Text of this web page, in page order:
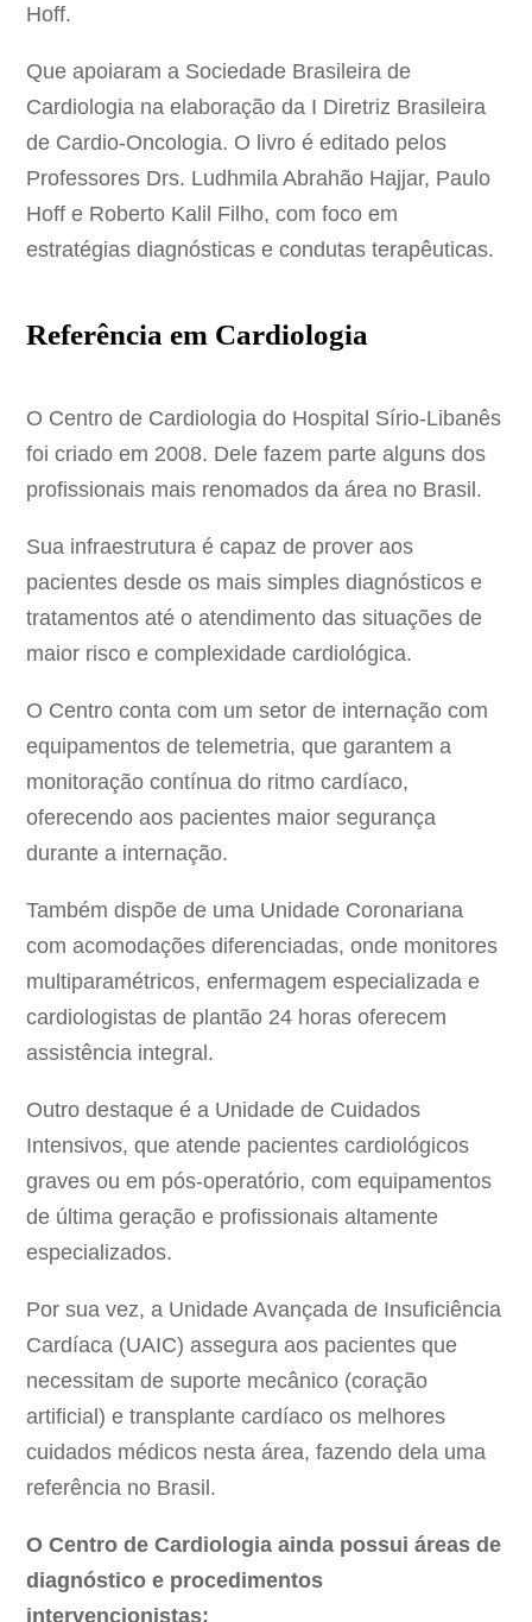
Hoff.
Que apoiaram a Sociedade Brasileira de
Cardiologia na elaboração da I Diretriz Brasileira
de Cardio-Oncologia. O livro é editado pelos
Professores Drs. Ludhmila Abrahão Hajjar, Paulo
Hoff e Roberto Kalil Filho, com foco em
estratégias diagnósticas e condutas terapêuticas.
Referência em Cardiologia
O Centro de Cardiologia do Hospital Sírio-Libanês
foi criado em 2008. Dele fazem parte alguns dos
profissionais mais renomados da área no Brasil.
Sua infraestrutura é capaz de prover aos
pacientes desde os mais simples diagnósticos e
tratamentos até o atendimento das situações de
maior risco e complexidade cardiológica.
O Centro conta com um setor de internação com
equipamentos de telemetria, que garantem a
monitoração contínua do ritmo cardíaco,
oferecendo aos pacientes maior segurança
durante a internação.
Também dispõe de uma Unidade Coronariana
com acomodações diferenciadas, onde monitores
multiparamétricos, enfermagem especializada e
cardiologistas de plantão 24 horas oferecem
assistência integral.
Outro destaque é a Unidade de Cuidados
Intensivos, que atende pacientes cardiológicos
graves ou em pós-operatório, com equipamentos
de última geração e profissionais altamente
especializados.
Por sua vez, a Unidade Avançada de Insuficiência
Cardíaca (UAIC) assegura aos pacientes que
necessitam de suporte mecânico (coração
artificial) e transplante cardíaco os melhores
cuidados médicos nesta área, fazendo dela uma
referência no Brasil.
O Centro de Cardiologia ainda possui áreas de
diagnóstico e procedimentos
intervencionistas;